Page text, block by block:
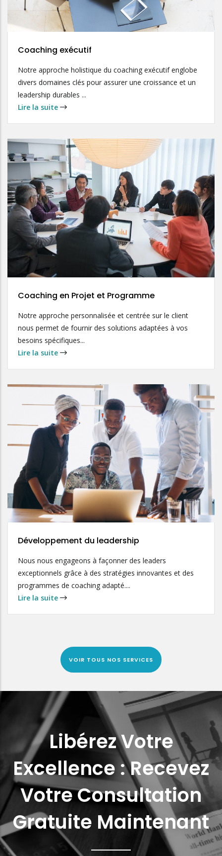
Coaching exécutif
Notre approche holistique du coaching exécutif englobe
divers domaines clés pour assurer une croissance et un
leadership durables ...
Lire la suite
Coaching en Projet et Programme
Notre approche personnalisée et centrée sur le client
nous permet de fournir des solutions adaptées à vos
besoins spécifiques...
Lire la suite
Développement du leadership
Nous nous engageons à façonner des leaders
exceptionnels grâce à des stratégies innovantes et des
programmes de coaching adapté....
Lire la suite
VOIR TOUS NOS SERVICES
Libérez Votre
Excellence : Recevez
Votre Consultation
Gratuite Maintenant